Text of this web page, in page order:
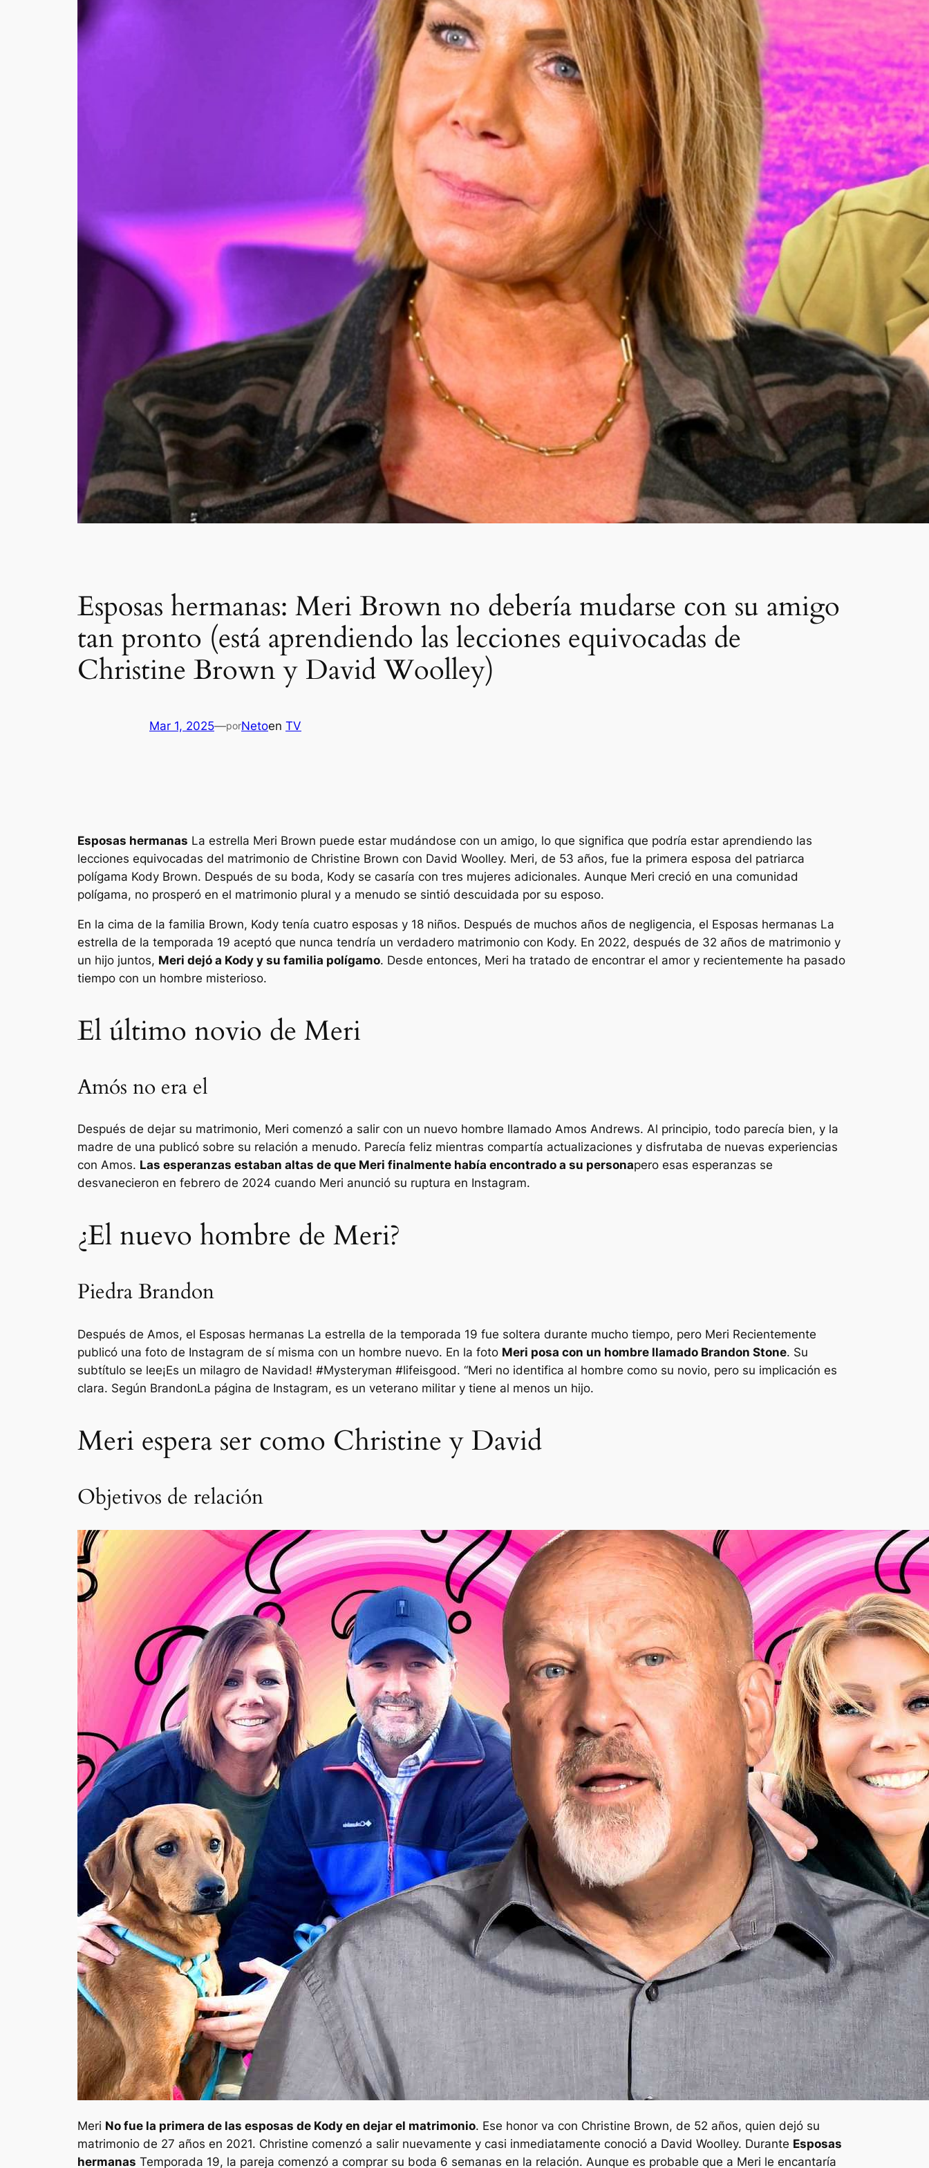
Esposas hermanas: Meri Brown no debería mudarse con su amigo
tan pronto (está aprendiendo las lecciones equivocadas de
Christine Brown y David Woolley)
Mar 1, 2025—porNetoen TV
Esposas hermanas La estrella Meri Brown puede estar mudándose con un amigo, lo que significa que podría estar aprendiendo las
lecciones equivocadas del matrimonio de Christine Brown con David Woolley. Meri, de 53 años, fue la primera esposa del patriarca
polígama Kody Brown. Después de su boda, Kody se casaría con tres mujeres adicionales. Aunque Meri creció en una comunidad
polígama, no prosperó en el matrimonio plural y a menudo se sintió descuidada por su esposo.
En la cima de la familia Brown, Kody tenía cuatro esposas y 18 niños. Después de muchos años de negligencia, el Esposas hermanas La
estrella de la temporada 19 aceptó que nunca tendría un verdadero matrimonio con Kody. En 2022, después de 32 años de matrimonio y
un hijo juntos, Meri dejó a Kody y su familia polígamo. Desde entonces, Meri ha tratado de encontrar el amor y recientemente ha pasado
tiempo con un hombre misterioso.
El último novio de Meri
Amós no era el
Después de dejar su matrimonio, Meri comenzó a salir con un nuevo hombre llamado Amos Andrews. Al principio, todo parecía bien, y la
madre de una publicó sobre su relación a menudo. Parecía feliz mientras compartía actualizaciones y disfrutaba de nuevas experiencias
con Amos. Las esperanzas estaban altas de que Meri finalmente había encontrado a su personapero esas esperanzas se
desvanecieron en febrero de 2024 cuando Meri anunció su ruptura en Instagram.
¿El nuevo hombre de Meri?
Piedra Brandon
Después de Amos, el Esposas hermanas La estrella de la temporada 19 fue soltera durante mucho tiempo, pero Meri Recientemente
publicó una foto de Instagram de sí misma con un hombre nuevo. En la foto Meri posa con un hombre llamado Brandon Stone. Su
subtítulo se lee¡Es un milagro de Navidad! #Mysteryman #lifeisgood. “Meri no identifica al hombre como su novio, pero su implicación es
clara. Según BrandonLa página de Instagram, es un veterano militar y tiene al menos un hijo.
Meri espera ser como Christine y David
Objetivos de relación
Meri No fue la primera de las esposas de Kody en dejar el matrimonio. Ese honor va con Christine Brown, de 52 años, quien dejó su
matrimonio de 27 años en 2021. Christine comenzó a salir nuevamente y casi inmediatamente conoció a David Woolley. Durante Esposas
hermanas Temporada 19, la pareja comenzó a comprar su boda 6 semanas en la relación. Aunque es probable que a Meri le encantaría